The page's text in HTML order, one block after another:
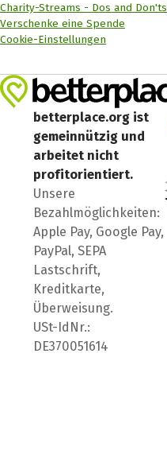
Charity-Streams - Dos and Don'ts
Verschenke eine Spende
Cookie-Einstellungen
betterplace.org ist
gemeinnützig und
arbeitet nicht
profitorientiert.
Unsere
Bezahlmöglichkeiten:
Apple Pay, Google Pay,
PayPal, SEPA
Lastschrift,
Kreditkarte,
Überweisung.
USt-IdNr.:
DE370051614